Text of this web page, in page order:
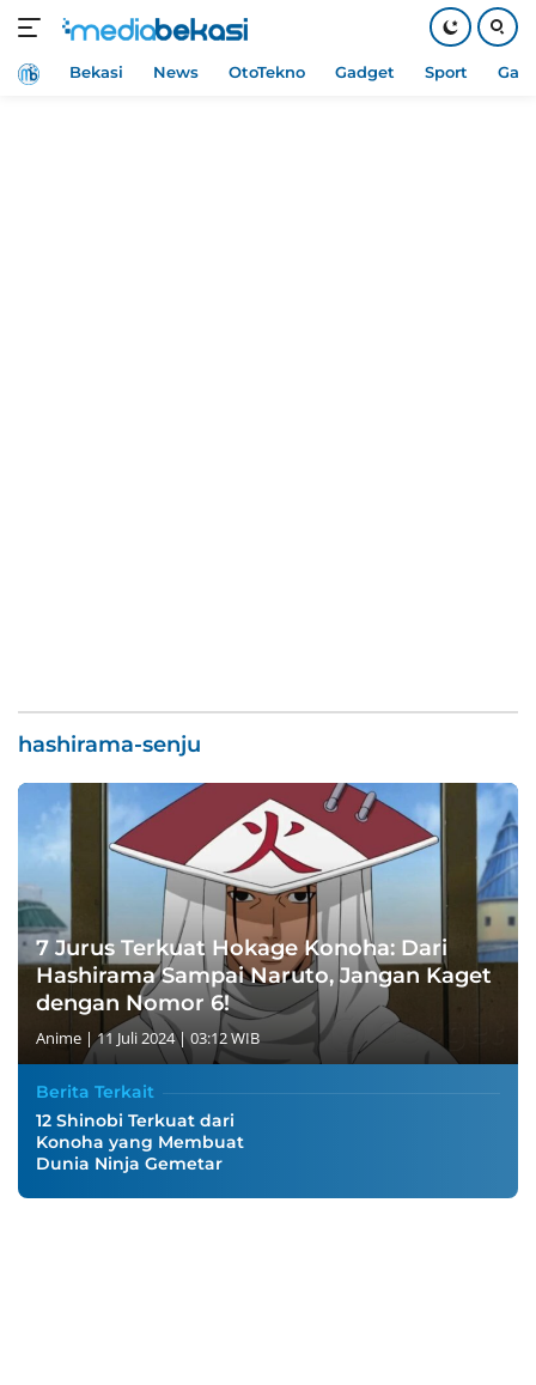
HomeBekasi News OtoTekno Gadget Sport
hashirama-senju
7 Jurus Terkuat Hokage Konoha: Dari
Hashirama Sampai Naruto, Jangan Kaget
dengan Nomor 6!
Anime |11 Juli 2024 | 03:12 WIB
Berita Terkait
12 Shinobi Terkuat dari
Konoha yang Membuat
Dunia Ninja Gemetar